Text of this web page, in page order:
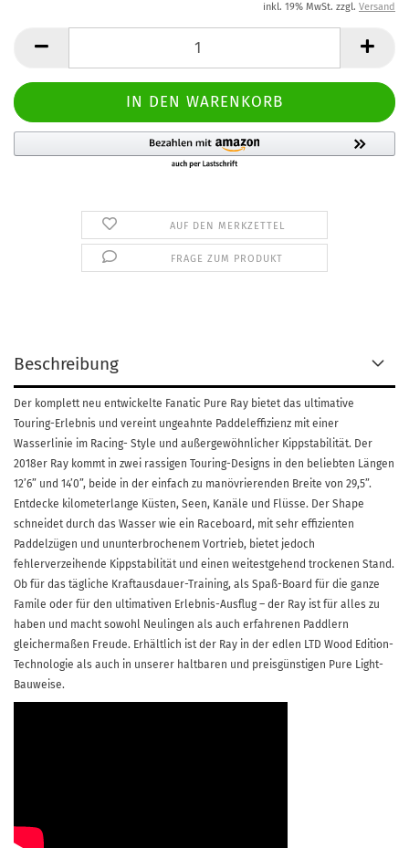
inkl. 19% MwSt. zzgl. Versand
AUF DEN MERKZETTEL
FRAGE ZUM PRODUKT
Beschreibung
Der komplett neu entwickelte Fanatic Pure Ray bietet das ultimative
Touring-Erlebnis und vereint ungeahnte Paddeleffizienz mit einer
Wasserlinie im Racing-­ Style und außergewöhnlicher Kippstabilität. Der
2018er Ray kommt in zwei rassigen Touring-Designs in den beliebten Längen
12’6” und 14’0”, beide in der einfach zu manövrierenden Breite von 29,5”.
Entdecke kilometerlange Küsten, Seen, Kanäle und Flüsse. Der Shape
schneidet durch das Wasser wie ein Raceboard, mit sehr effizienten
Paddelzügen und ununterbrochenem Vortrieb, bietet jedoch
fehlerverzeihende Kippstabilität und einen weitestgehend trockenen Stand.
Ob für das tägliche Kraftausdauer-Training, als Spaß-Board für die ganze
Famile oder für den ultimativen Erlebnis-Ausflug – der Ray ist für alles zu
haben und macht sowohl Neulingen als auch erfahrenen Paddlern
gleichermaßen Freude. Erhältlich ist der Ray in der edlen LTD Wood Edition-
Technologie als auch in unserer haltbaren und preisgünstigen Pure Light-
Bauweise.